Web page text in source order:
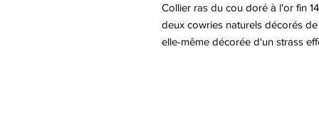
Collier ras du cou doré à l'or fin
deux cowries naturels décorés
elle-même décorée d'un strass